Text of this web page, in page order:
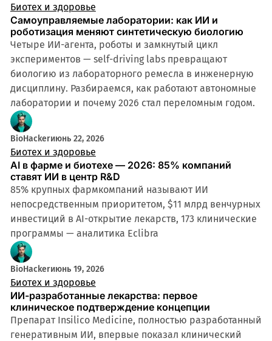
Биотех и здоровье
Самоуправляемые лаборатории: как ИИ и
роботизация меняют синтетическую биологию
Четыре ИИ-агента, роботы и замкнутый цикл
экспериментов — self-driving labs превращают
биологию из лабораторного ремесла в инженерную
дисциплину. Разбираемся, как работают автономные
лаборатории и почему 2026 стал переломным годом.
BioHackerиюнь 22, 2026
Биотех и здоровье
AI в фарме и биотехе — 2026: 85% компаний
ставят ИИ в центр R&D
85% крупных фармкомпаний называют ИИ
непосредственным приоритетом, $11 млрд венчурных
инвестиций в AI-открытие лекарств, 173 клинические
программы — аналитика Eclibra
BioHackerиюнь 19, 2026
Биотех и здоровье
ИИ-разработанные лекарства: первое
клиническое подтверждение концепции
Препарат Insilico Medicine, полностью разработанный
генеративным ИИ, впервые показал клинический